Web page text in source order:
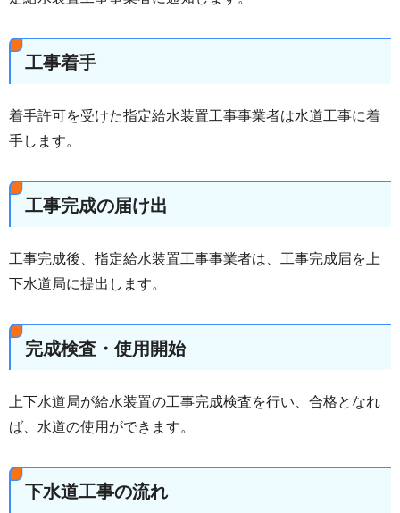
工事着手
着手許可を受けた指定給水装置工事事業者は水道工事に着
手します。
工事完成の届け出
工事完成後、指定給水装置工事事業者は、工事完成届を上
下水道局に提出します。
完成検査・使用開始
上下水道局が給水装置の工事完成検査を行い、合格となれ
ば、水道の使用ができます。
下水道工事の流れ